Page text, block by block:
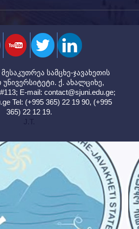
სამცხე-ჯავახეთის
ქ. ახალციხე,
E-mail: contact@sjuni.edu.ge;
Tel: (+995 365) 22 19 90, (+995
365) 22 12 19.
J.T.